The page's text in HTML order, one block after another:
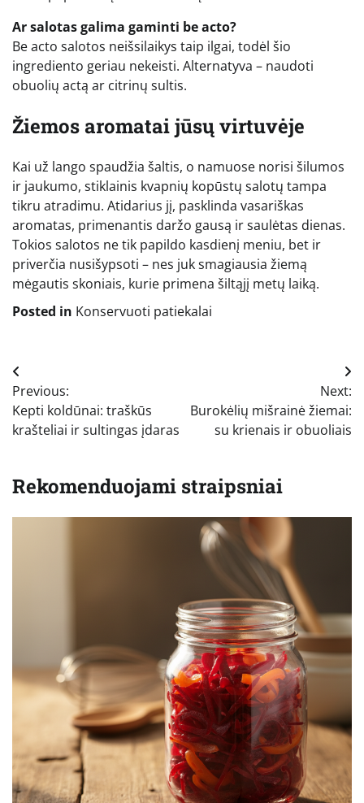
Ar salotas galima gaminti be acto?
Be acto salotos neišsilaikys taip ilgai, todėl šio
ingrediento geriau nekeisti. Alternatyva – naudoti
obuolių actą ar citrinų sultis.
Žiemos aromatai jūsų virtuvėje
Kai už lango spaudžia šaltis, o namuose norisi šilumos
ir jaukumo, stiklainis kvapnių kopūstų salotų tampa
tikru atradimu. Atidarius jį, pasklinda vasariškas
aromatas, primenantis daržo gausą ir saulėtas dienas.
Tokios salotos ne tik papildo kasdienį meniu, bet ir
priverčia nusišypsoti – nes juk smagiausia žiemą
mėgautis skoniais, kurie primena šiltąjį metų laiką.
Posted in Konservuoti patiekalai
Navigacija
tarp
įrašų
Previous:
Kepti koldūnai: traškūs
krašteliai ir sultingas įdaras
Next:
Burokėlių mišrainė žiemai:
su krienais ir obuoliais
Rekomenduojami straipsniai